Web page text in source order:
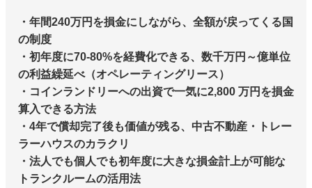
・年間240万円を損金にしながら、全額が戻ってくる国
の制度
・初年度に70-80%を経費化できる、数千万円～億単位
の利益繰延べ（オペレーティングリース）
・コインランドリーへの出資で一気に2,800 万円を損金
算入できる方法
・4年で償却完了後も価値が残る、中古不動産・トレー
ラーハウスのカラクリ
・法人でも個人でも初年度に大きな損金計上が可能な
トランクルームの活用法